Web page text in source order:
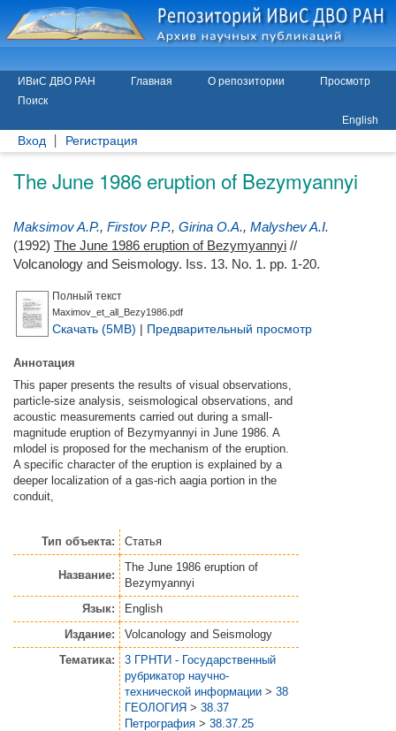
ИВиС ДВО РАН Главная О репозитории
Просмотр
Поиск
English
Вход Регистрация
The June 1986 eruption of Bezymyannyi
Maksimov A.P., Firstov P.P., Girina O.A., Malyshev A.I.
(1992) The June 1986 eruption of Bezymyannyi //
Volcanology and Seismology. Iss. 13. No. 1. pp. 1-20.
Полный текст
Maximov_et_all_Bezy1986.pdf
Скачать (5MB) | Предварительный просмотр
Аннотация
This paper presents the results of visual observations,
particle-size analysis, seismological observations, and
acoustic measurements carried out during a small-
magnitude eruption of Bezymyannyi in June 1986. A
mlodel is proposed for the mechanism of the eruption.
A specific character of the eruption is explained by a
deeper localization of a gas-rich aagia portion in the
conduit,
Тип объекта: Статья
Название:
The June 1986 eruption of
Bezymyannyi
Язык:
English
Издание:
Volcanology and Seismology
Тематика:
3 ГРНТИ - Государственный
рубрикатор научно-
технической информации > 38
ГЕОЛОГИЯ > 38.37
Петрография > 38.37.25